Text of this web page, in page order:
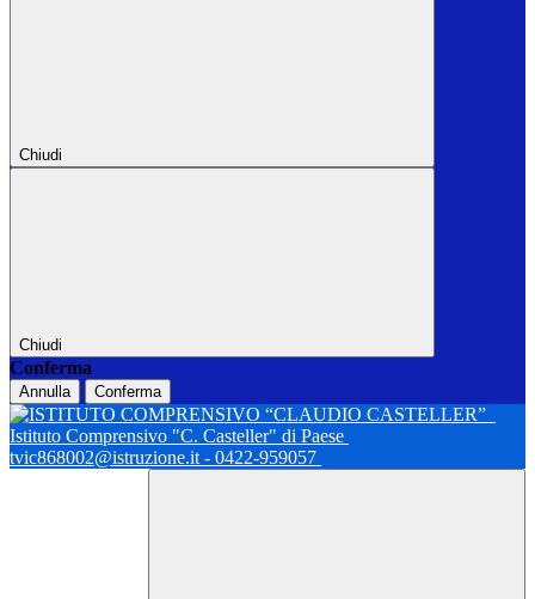
Chiudi
Chiudi
Conferma
Annulla Conferma
Istituto Comprensivo "C. Casteller" di Paese
tvic868002@istruzione.it - 0422-959057